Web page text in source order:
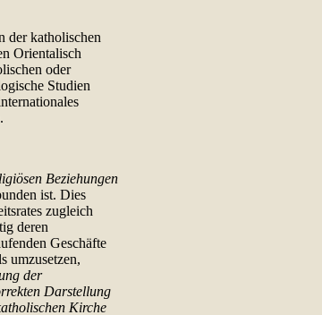
der katholischen
Orientalisch
oder
Studien
Beziehungen
ist. Dies
zugleich
deren
Geschäfte
umzusetzen,
der
Darstellung
Kirche